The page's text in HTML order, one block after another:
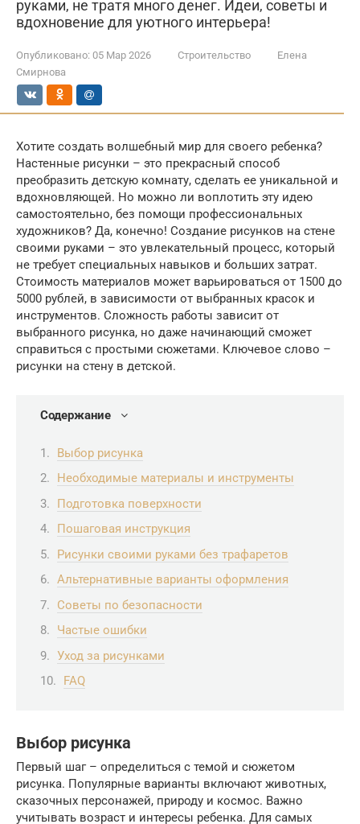
руками, не тратя много денег. Идеи, советы и
вдохновение для уютного интерьера!
Опубликовано: 05 Мар 2026 Строительство
Елена
Смирнова
Хотите создать волшебный мир для своего ребенка?
Настенные рисунки – это прекрасный способ
преобразить детскую комнату, сделать ее уникальной и
вдохновляющей. Но можно ли воплотить эту идею
самостоятельно, без помощи профессиональных
художников? Да, конечно! Создание рисунков на стене
своими руками – это увлекательный процесс, который
не требует специальных навыков и больших затрат.
Стоимость материалов может варьироваться от 1500 до
5000 рублей, в зависимости от выбранных красок и
инструментов. Сложность работы зависит от
выбранного рисунка, но даже начинающий сможет
справиться с простыми сюжетами. Ключевое слово –
рисунки на стену в детской.
Содержание
Выбор рисунка
Необходимые материалы и инструменты
Подготовка поверхности
Пошаговая инструкция
Рисунки своими руками без трафаретов
Альтернативные варианты оформления
Советы по безопасности
Частые ошибки
Уход за рисунками
FAQ
Выбор рисунка
Первый шаг – определиться с темой и сюжетом
рисунка. Популярные варианты включают животных,
сказочных персонажей, природу и космос. Важно
учитывать возраст и интересы ребенка. Для самых